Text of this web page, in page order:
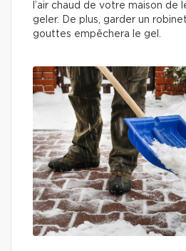
l’air chaud de votre maison de
geler. De plus, garder un
gouttes empêchera le gel.